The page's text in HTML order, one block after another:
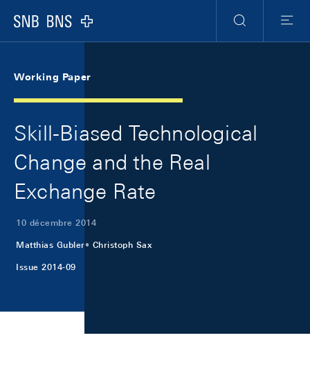
Logo
RechercheMenu
Working Paper
Skill-Biased Technological
Change and the Real
Exchange Rate
10 décembre 2014
Matthias Gubler Christoph Sax
Issue 2014-09